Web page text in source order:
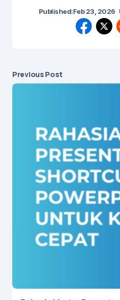
Published:Feb 23, 2026
Previous Post